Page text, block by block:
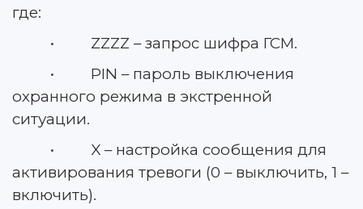
где:
• ZZZZ – запрос шифра ГСМ.
• PIN – пароль выключения
охранного режима в экстренной
ситуации.
• X – настройка сообщения для
активирования тревоги (0 – выключить, 1 –
включить).